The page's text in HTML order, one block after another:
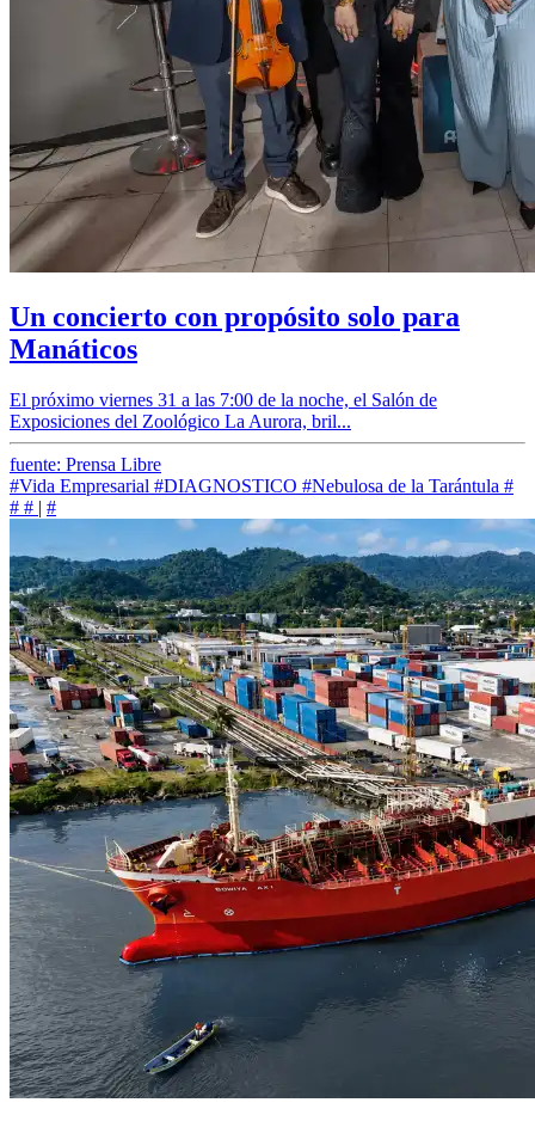
Un concierto con propósito solo para
Manáticos
El próximo viernes 31 a las 7:00 de la noche, el Salón de
Exposiciones del Zoológico La Aurora, bril...
fuente: Prensa Libre
#Vida Empresarial #DIAGNOSTICO #Nebulosa de la Tarántula #
# # | #